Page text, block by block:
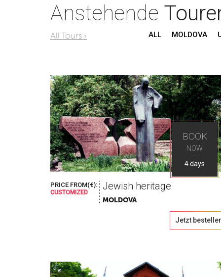
Welt wie du
Entdecke die besten Orte in Osteuropa
Anstehende
All Tours › ALL MOLDOVA
BOOK
NOW
4 days
PRICE FROM(€):
CUSTOMIZED
Jewish heritage
MOLDOVA
Jetzt